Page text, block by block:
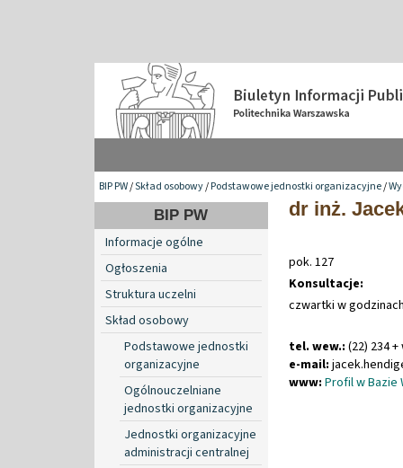
BIP PW/Skład osobowy/Podstawowe jednostki organizacyjne/
BIP PW
Informacje ogólne
Ogłoszenia
Struktura uczelni
Skład osobowy
Podstawowe jednostki
organizacyjne
Ogólnouczelniane
jednostki organizacyjne
Jednostki organizacyjne
administracji centralnej
dr inż.
pok. 127
Konsultacje:
czwartki w
tel. wew.: (22) 234
e-mail: jacek.
www: Profil w Bazie